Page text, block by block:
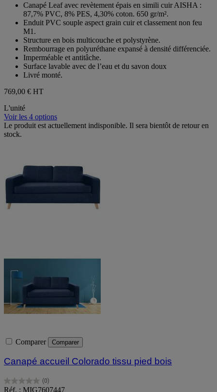
étoiles.
Canapé Leaf avec revètement épais en simili cuir AISHA :
87,7% PVC, 8% PES, 4,30% coton. 650 gr/m².
Enduit PVC souple aspect grain cuir et classement non feu
M1.
Structure en bois multicouche et polystyrène.
Rembourrage en polyuréthane expansé à densité différenciée.
Imperméable et antitâche.
Surface lavable avec de l’eau et du savon doux
Livré monté.
769,00 € HT
L'unité
Voir les 4 options
Le produit est actuellement indisponible. Il sera bientôt de retour en
stock.
Comparer Comparer
Canapé accueil Colorado tissu pied bois
(0)
0.0
Réf. : MIG7607447